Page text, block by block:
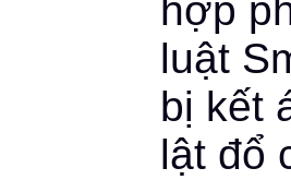
hợp
luật
bị kết
lật đổ